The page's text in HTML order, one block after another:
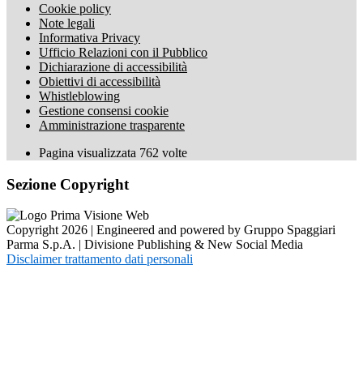
Cookie policy
Note legali
Informativa Privacy
Ufficio Relazioni con il Pubblico
Dichiarazione di accessibilità
Obiettivi di accessibilità
Whistleblowing
Gestione consensi cookie
Amministrazione trasparente
Pagina visualizzata 762 volte
Sezione Copyright
Copyright 2026 | Engineered and powered by Gruppo Spaggiari
Parma S.p.A. | Divisione Publishing & New Social Media
Disclaimer trattamento dati personali